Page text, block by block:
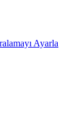
Ayarla